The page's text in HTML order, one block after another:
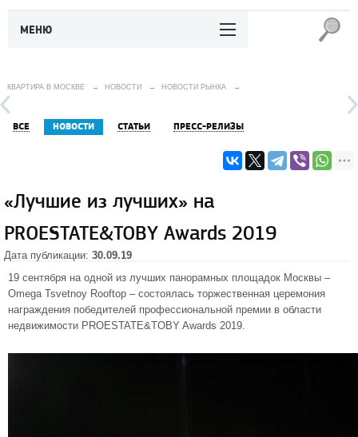
МЕНЮ
КВАРТИРА В МОСКВЕ → НОВОСТИ → НОВОСТИ РЫНКА →
ВСЕ НОВОСТИ СТАТЬИ ПРЕСС-РЕЛИЗЫ
«Лучшие из лучших» на
PROESTATE&TOBY Awards 2019
Дата публикации: 30.09.19
19 сентября на одной из лучших панорамных площадок Москвы –
Omega Tsvetnoy Rooftop – состоялась торжественная церемония
награждения победителей профессиональной премии в области
недвижимости PROESTATE&TOBY Awards 2019.